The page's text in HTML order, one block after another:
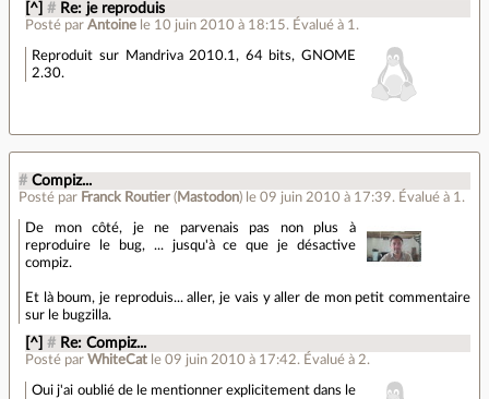
[^] # Re: je reproduis
Posté parAntoine le 10 juin 2010 à 18:15. Évalué à 1.
Reproduit sur Mandriva 2010.1, 64 bits, GNOME
2.30.
# Compiz...
Posté par Franck Routier ( Mastodon) le 09 juin 2010 à 17:39. Évalué à 1.
De mon côté, je ne parvenais pas non plus à
reproduire le bug, ... jusqu'à ce que je désactive
compiz.
Et là boum, je reproduis... aller, je vais y aller de mon petit commentaire
sur le bugzilla.
[^] # Re: Compiz...
Posté par WhiteCat le 09 juin 2010 à 17:42. Évalué à 2.
Oui j'ai oublié de le mentionner explicitement dans le